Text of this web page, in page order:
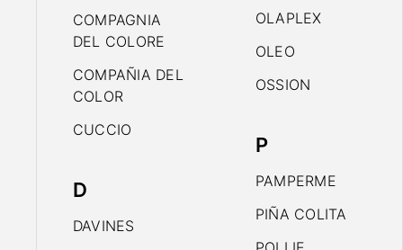
COMPAGNIA
DEL COLORE
COMPAÑIA DEL
COLOR
CUCCIO
D
DAVINES
OLAPLEX
OLEO
OSSION
P
PAMPERME
PIÑA COLITA